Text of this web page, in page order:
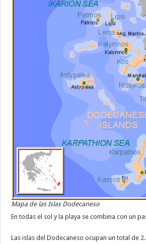
Mapa de las Islas Dodecaneso
En todas el sol y la playa se combina con un
Las islas del Dodecaneso ocupan un total de